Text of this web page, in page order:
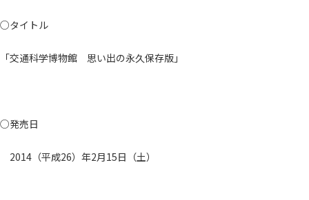
○タイトル
「交通科学博物館 思い出の永久保存版」
○発売日
2014（平成26）年2月15日（土）